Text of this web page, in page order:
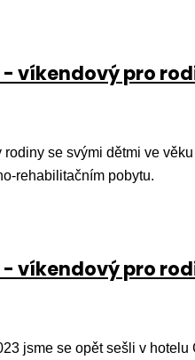
pro
se svými dětmi ve
rehabilitačním pobytu.
víkendový pro
jsme se opět sešli v hotelu